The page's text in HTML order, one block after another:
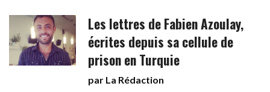
Les lettres de Fabien Azoulay,
écrites depuis sa cellule de
prison en Turquie
par La Rédaction